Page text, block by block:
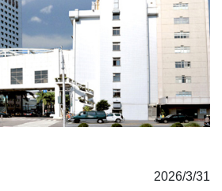
2026/3/31